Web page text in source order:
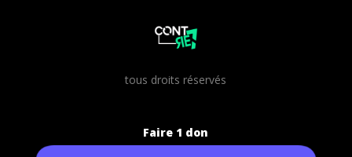
tous droits réservés
Faire 1 don